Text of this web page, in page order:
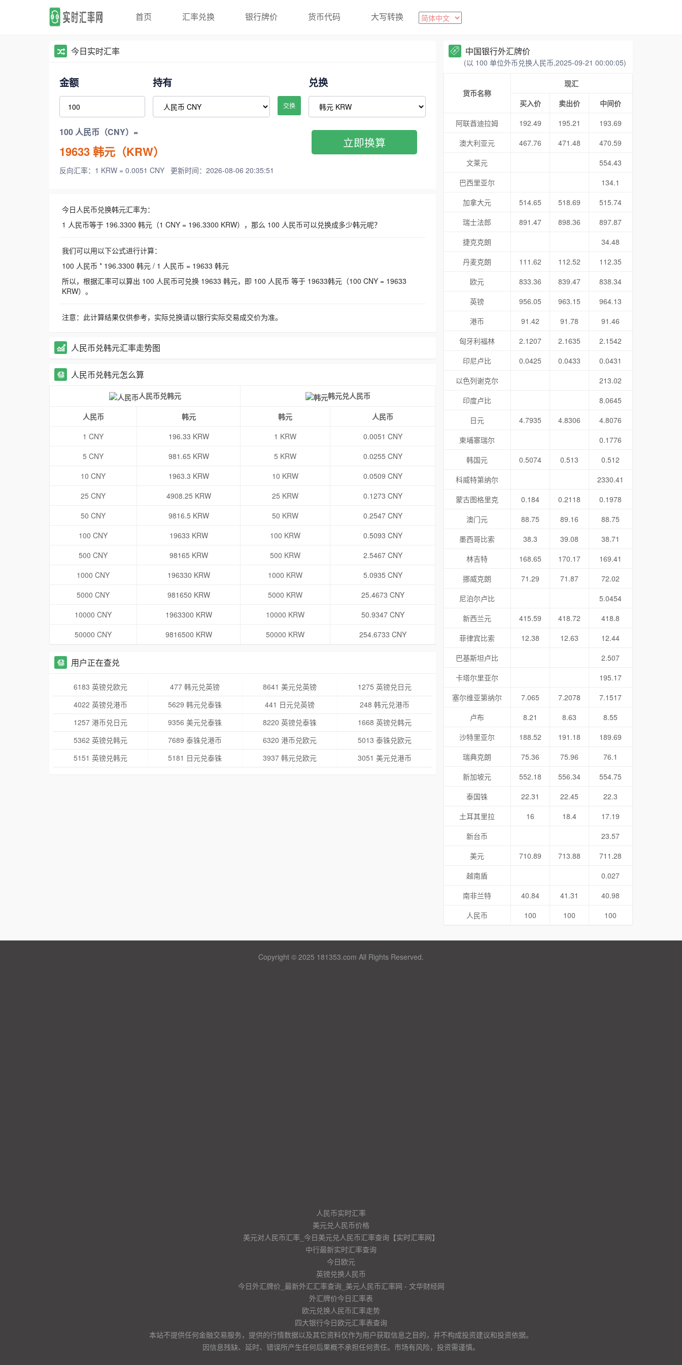
首页 汇率兑换 银行牌价 货币代码 大写转换
今日实时汇率
金额 持有
交换
兑换
100 人民币（CNY）=
19633韩元（KRW）
反向汇率：1 KRW = 0.0051 CNY 更新时间：2026-08-06 20:35:51
立即换算
今日人民币兑换韩元汇率为：
1 人民币等于 196.3300 韩元（1 CNY = 196.3300 KRW），那么 100 人民币可以兑换成多少韩元呢？
我们可以用以下公式进行计算：
100 人民币 * 196.3300 韩元 / 1 人民币 = 19633 韩元
所以，根据汇率可以算出 100 人民币可兑换 19633 韩元，即 100 人民币 等于 19633韩元（100 CNY = 19633
KRW）。
注意：此计算结果仅供参考，实际兑换请以银行实际交易成交价为准。
人民币兑韩元汇率走势图
人民币兑韩元怎么算
人民币兑韩元 韩元兑人民币
人民币 韩元 韩元
人民币
1 CNY
196.33 KRW 1 KRW
0.0051 CNY
5 CNY
981.65 KRW 5 KRW
0.0255 CNY
10 CNY
1963.3 KRW 10 KRW
0.0509 CNY
25 CNY
4908.25 KRW 25 KRW
0.1273 CNY
50 CNY
9816.5 KRW 50 KRW
0.2547 CNY
100 CNY
19633 KRW 100 KRW
0.5093 CNY
500 CNY
98165 KRW 500 KRW
2.5467 CNY
1000 CNY
196330 KRW 1000 KRW
5.0935 CNY
5000 CNY
981650 KRW 5000 KRW
25.4673 CNY
10000 CNY
1963300 KRW 10000 KRW
50.9347 CNY
50000 CNY
9816500 KRW 50000 KRW 254.6733 CNY
用户正在查兑
6183 英镑兑欧元 477 韩元兑英镑 8641 美元兑英镑
1275 英镑兑日元
4022 英镑兑港币
5629 韩元兑泰铢 441 日元兑英镑
248 韩元兑港币
1257 港币兑日元
9356 美元兑泰铢 8220 英镑兑泰铢
1668 英镑兑韩元
5362 英镑兑韩元
7689 泰铢兑港币 6320 港币兑欧元
5013 泰铢兑欧元
5151 英镑兑韩元
5181 日元兑泰铢 3937 韩元兑欧元 3051 美元兑港币
中国银行外汇牌价
(以 100 单位外币兑换人民币,2025-09-21 00:00:05)
货币名称
现汇
买入价
卖出价
中间价
阿联酋迪拉姆
192.49 195.21
193.69
澳大利亚元
467.76 471.48
470.59
文莱元
554.43
巴西里亚尔
134.1
加拿大元
514.65 518.69
515.74
瑞士法郎
891.47 898.36
897.87
捷克克朗
34.48
丹麦克朗
111.62 112.52
112.35
欧元
833.36 839.47
838.34
英镑
956.05 963.15
964.13
港币
91.42 91.78
91.46
匈牙利福林
2.1207 2.1635
2.1542
印尼卢比
0.0425 0.0433
0.0431
以色列谢克尔
213.02
印度卢比
8.0645
日元
4.7935 4.8306
4.8076
柬埔寨瑞尔
0.1776
韩国元
0.5074 0.513
0.512
科威特第纳尔
2330.41
蒙古图格里克
0.184 0.2118
0.1978
澳门元
88.75 89.16
88.75
墨西哥比索
38.3 39.08
38.71
林吉特
168.65 170.17
169.41
挪威克朗
71.29 71.87
72.02
尼泊尔卢比
5.0454
新西兰元
415.59 418.72
418.8
菲律宾比索
12.38 12.63
12.44
巴基斯坦卢比
2.507
卡塔尔里亚尔
195.17
塞尔维亚第纳尔
7.065 7.2078
7.1517
卢布
8.21 8.63
8.55
沙特里亚尔
188.52 191.18
189.69
瑞典克朗
75.36 75.96
76.1
新加坡元
552.18 556.34
554.75
泰国铢
22.31 22.45
22.3
土耳其里拉
16 18.4
17.19
新台币
23.57
美元
710.89 713.88
711.28
越南盾
0.027
南非兰特
40.84 41.31
40.98
人民币
100 100 100
Copyright © 2025 181353.com All Rights Reserved.
人民币实时汇率
美元兑人民币价格
美元对人民币汇率_今日美元兑人民币汇率查询【实时汇率网】
中行最新实时汇率查询
今日欧元
英镑兑换人民币
今日外汇牌价_最新外汇汇率查询_美元人民币汇率网 - 文华财经网
外汇牌价今日汇率表
欧元兑换人民币汇率走势
四大银行今日欧元汇率表查询
本站不提供任何金融交易服务，提供的行情数据以及其它资料仅作为用户获取信息之目的，并不构成投资建议和投资依据。
因信息残缺、延时、错误所产生任何后果概不承担任何责任。市场有风险，投资需谨慎。